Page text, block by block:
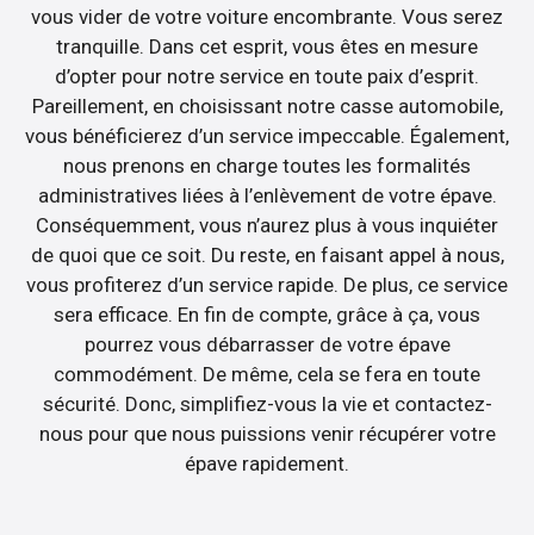
vous vider de votre voiture encombrante. Vous serez
tranquille. Dans cet esprit, vous êtes en mesure
d’opter pour notre service en toute paix d’esprit.
Pareillement, en choisissant notre casse automobile,
vous bénéficierez d’un service impeccable. Également,
nous prenons en charge toutes les formalités
administratives liées à l’enlèvement de votre épave.
Conséquemment, vous n’aurez plus à vous inquiéter
de quoi que ce soit. Du reste, en faisant appel à nous,
vous profiterez d’un service rapide. De plus, ce service
sera efficace. En fin de compte, grâce à ça, vous
pourrez vous débarrasser de votre épave
commodément. De même, cela se fera en toute
sécurité. Donc, simplifiez-vous la vie et contactez-
nous pour que nous puissions venir récupérer votre
épave rapidement.